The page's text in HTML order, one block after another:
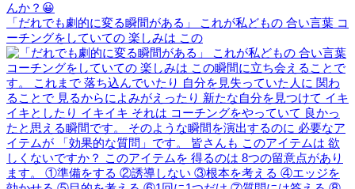
「だれでも劇的に変る瞬間がある」 これが私どもの 合い言葉 コ
ーチングをしていての 楽しみは この